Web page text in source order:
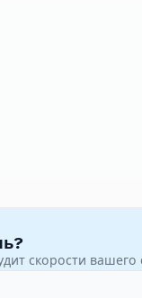
скорости